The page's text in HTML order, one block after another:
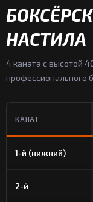
НАСТИЛА
4 каната с высотой
профессионального
КАНАТ
1-й (нижний)
2-й